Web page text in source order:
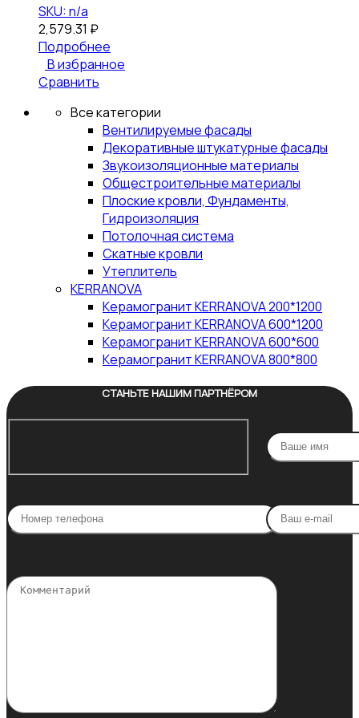
SKU: n/a
2,579.31 ₽
Подробнее
В избранное
Сравнить
Все категории
Вентилируемые фасады
Декоративные штукатурные фасады
Звукоизоляционные материалы
Общестроительные материалы
Плоские кровли, Фундаменты,
Гидроизоляция
Потолочная система
Скатные кровли
Утеплитель
KERRANOVA
Керамогранит KERRANOVA 200*1200
Керамогранит KERRANOVA 600*1200
Керамогранит KERRANOVA 600*600
Керамогранит KERRANOVA 800*800
СТАНЬТЕ НАШИМ ПАРТНЁРОМ